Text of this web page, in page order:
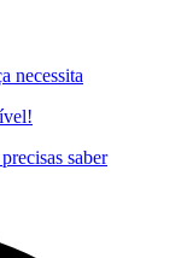
necessita
saber